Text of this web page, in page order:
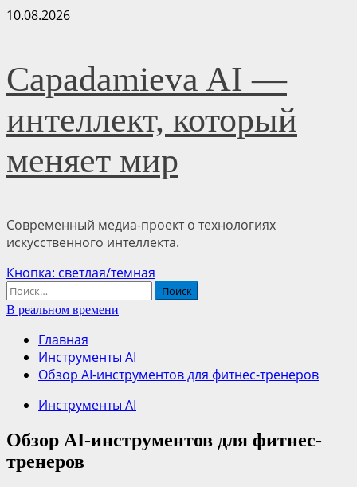
Перейти
10.08.2026
Capadamieva AI —
интеллект, который
меняет мир
Современный медиа-проект о технологиях
искусственного интеллекта.
Основное
меню
Кнопка: светлая/темная
Найти:
В реальном времени
Главная
Инструменты AI
Обзор AI-инструментов для фитнес-тренеров
Инструменты AI
Обзор AI-инструментов для фитнес-
тренеров